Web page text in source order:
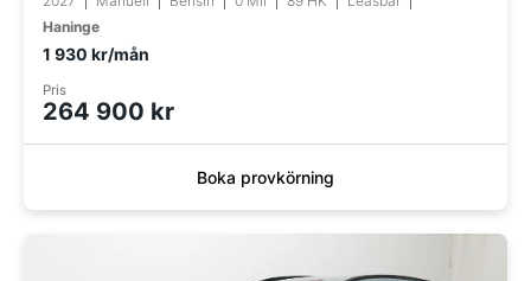
Haninge
1 930 kr/mån
Pris
264 900 kr
Boka provkörning